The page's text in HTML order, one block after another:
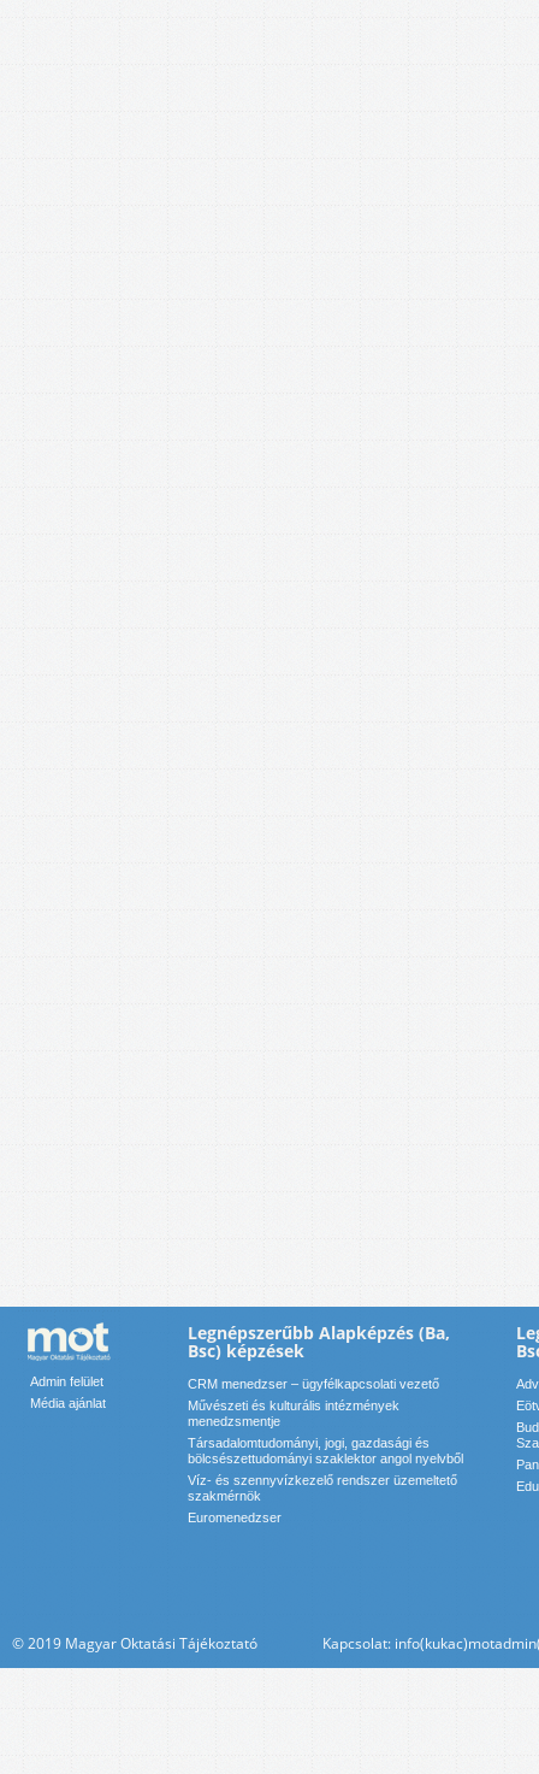
Admin felület
Média ajánlat
Legnépszerűbb Alapképzés (Ba,
Bsc) képzések
CRM menedzser – ügyfélkapcsolati vezető
Művészeti és kulturális intézmények
menedzsmentje
Társadalomtudományi, jogi, gazdasági és
bölcsészettudományi szaklektor angol nyelvből
Víz- és szennyvízkezelő rendszer üzemeltető
szakmérnök
Euromenedzser
© 2019 Magyar Oktatási Tájékoztató Kapcsolat: